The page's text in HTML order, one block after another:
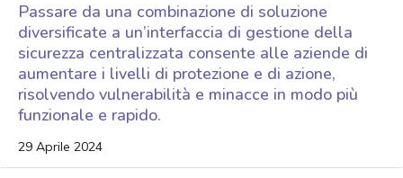
Passare da una combinazione di soluzione
diversificate a un’interfaccia di gestione della
sicurezza centralizzata consente alle aziende di
aumentare i livelli di protezione e di azione,
risolvendo vulnerabilità e minacce in modo più
funzionale e rapido.
29 Aprile 2024